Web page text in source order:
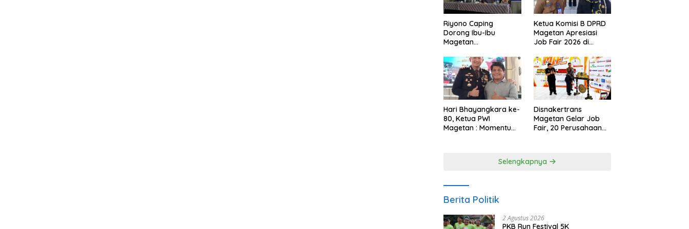
Riyono Caping
Dorong Ibu-Ibu
Magetan
Ikan, Perkuat Budaya
Gemar Makan Ikan
Ketua Komisi B DPRD
Magetan Apresiasi
Job Fair 2026 di
Anggaran
Hari Bhayangkara ke-
80, Ketua PWI
Magetan : Momentum
Disnakertrans
Magetan Gelar Job
Fair, 20 Perusahaan
Selengkapnya
Berita Politik
2 Agustus 2026
PKB Run Festival 5K